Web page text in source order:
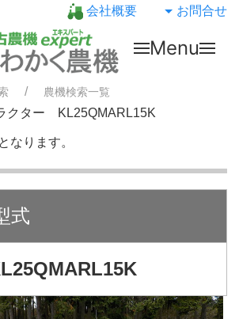
会社概要 お問合せ
Menu
農機検索一覧
クター KL25QMARL15K
なります。
式